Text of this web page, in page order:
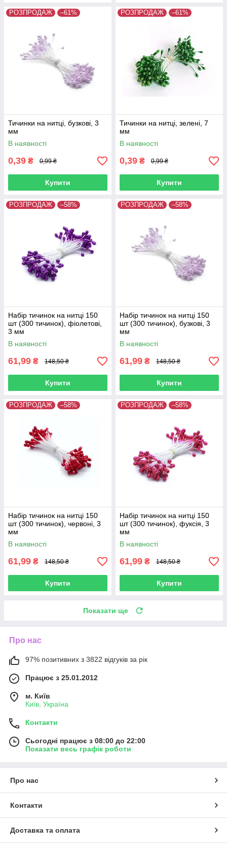
РОЗПРОДАЖ –61%
Тичинки на нитці, бузкові, 3
мм
В наявності
0,39 ₴ 0,99 ₴
Купити
РОЗПРОДАЖ –61%
Тичинки на нитці, зелені, 7
мм
В наявності
0,39 ₴ 0,99 ₴
Купити
РОЗПРОДАЖ –58%
Набір тичинок на нитці 150
шт (300 тичинок), фіолетові,
3 мм
В наявності
61,99 ₴ 148,50 ₴
Купити
РОЗПРОДАЖ –58%
Набір тичинок на нитці 150
шт (300 тичинок), бузкові, 3
мм
В наявності
61,99 ₴ 148,50 ₴
Купити
РОЗПРОДАЖ –58%
Набір тичинок на нитці 150
шт (300 тичинок), червоні, 3
мм
В наявності
61,99 ₴ 148,50 ₴
Купити
РОЗПРОДАЖ –58%
Набір тичинок на нитці 150
шт (300 тичинок), фуксія, 3
мм
В наявності
61,99 ₴ 148,50 ₴
Купити
Показати ще
Про нас
97% позитивних з 3822 відгуків за рік
Працює з 25.01.2012
м. Київ
Київ, Україна
Контакти
Сьогодні працює з 08:00 до 22:00
Показати весь графік роботи
Про нас
Контакти
Доставка та оплата